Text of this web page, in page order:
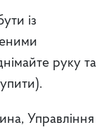
із
руку та
Управління